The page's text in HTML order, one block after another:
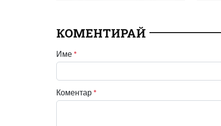
КОМЕНТИРАЙ
Име *
Коментар *